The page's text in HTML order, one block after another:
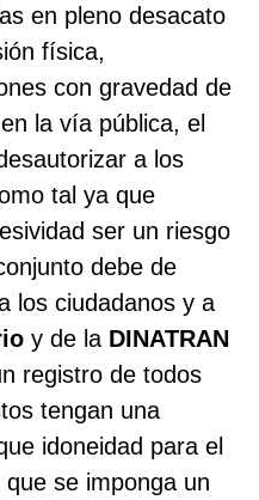
en pleno desacato
física,
con gravedad de
la vía pública, el
a los
tal ya que
ser un riesgo
debe de
los ciudadanos y a
y de la DINATRAN
registro de todos
tengan una
idoneidad para el
se imponga un